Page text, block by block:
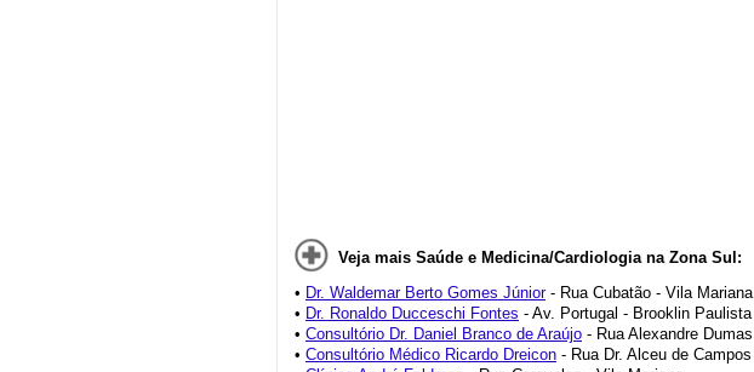
Veja mais Saúde e Medicina/Cardiologia na Zona Sul:
• Dr. Waldemar Berto Gomes Júnior- Rua Cubatão - Vila Mariana
• Dr. Ronaldo Ducceschi Fontes - Av. Portugal - Brooklin Paulista
• Consultório Dr. Daniel Branco de Araújo - Rua Alexandre
• Consultório Médico Ricardo Dreicon - Rua Dr. Alceu de